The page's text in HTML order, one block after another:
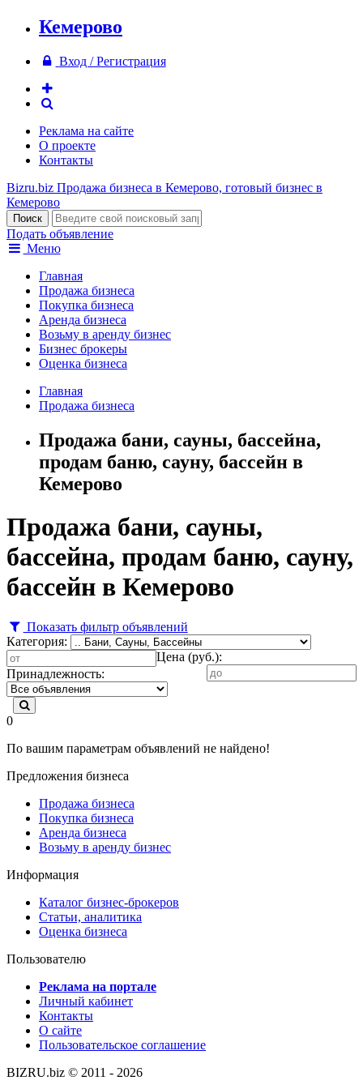
Кемерово
Вход / Регистрация
Реклама на сайте
О проекте
Контакты
Bizru.biz Продажа бизнеса в Кемерово, готовый бизнес в
Кемерово
Подать объявление
Меню
Главная
Продажа бизнеса
Покупка бизнеса
Аренда бизнеса
Возьму в аренду бизнес
Бизнес брокеры
Оценка бизнеса
Главная
Продажа бизнеса
Продажа бани, сауны, бассейна,
продам баню, сауну, бассейн в
Кемерово
Продажа бани, сауны,
бассейна, продам баню, сауну,
бассейн в Кемерово
Показать фильтр объявлений
Категория:
Цена (руб.):
Принадлежность:
0
По вашим параметрам объявлений не найдено!
Предложения бизнеса
Продажа бизнеса
Покупка бизнеса
Аренда бизнеса
Возьму в аренду бизнес
Информация
Каталог бизнес-брокеров
Статьи, аналитика
Оценка бизнеса
Пользователю
Реклама на портале
Личный кабинет
Контакты
О сайте
Пользовательское соглашение
BIZRU.biz © 2011 - 2026